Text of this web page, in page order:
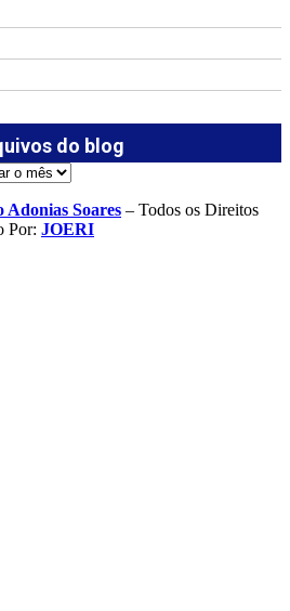
do blog
Adonias Soares – Todos os Direitos
Por: JOERI